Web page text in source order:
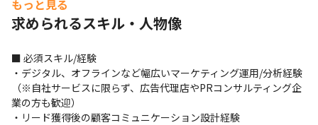
＜体制＞
バーたちが適切なチームを構成し、企業の持つ課題を共に向き合
い、企業の目的達成のために提案から制作/実行までを行います
・クライアント先のメンバーだけでなく、場合によってはデジタ
ルパートナー事業部のメンバーも含め、5～10名程度のチームで案
件に対応しています
もっと見る
求められるスキル・人物像
■ 必須スキル/経験
・デジタル、オフラインなど幅広いマーケティング運用/分析経験
（※自社サービスに限らず、広告代理店やPRコンサルティング企
業の方も歓迎）
・リード獲得後の顧客コミュニケーション設計経験